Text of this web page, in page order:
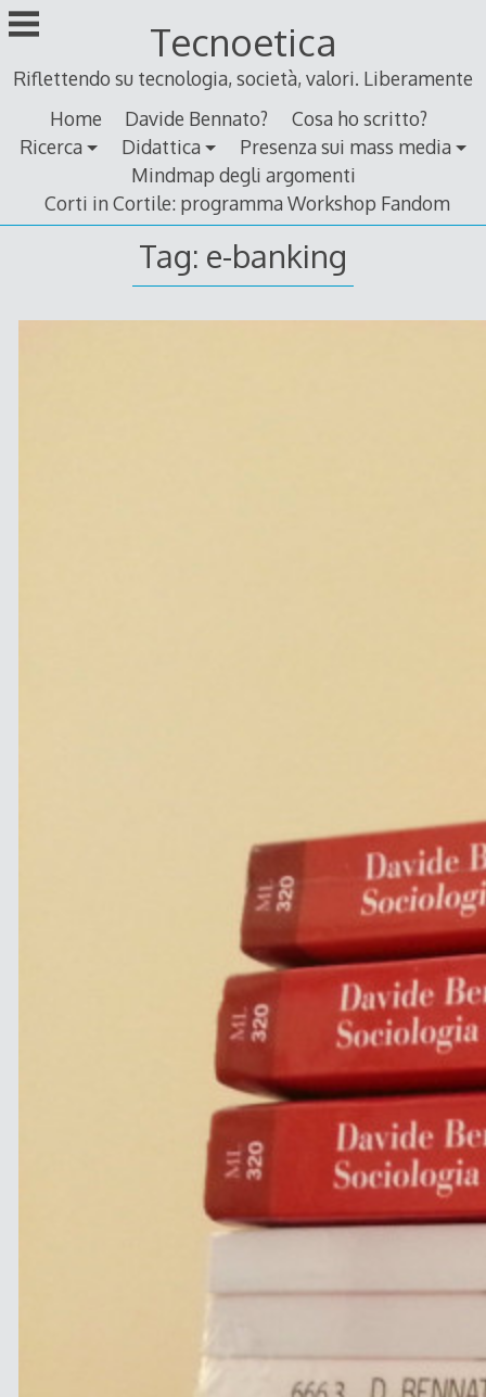
Skip
to
Tecnoetica
Riflettendo su tecnologia, società, valori. Liberamente
Home
Davide Bennato?
Cosa ho scritto?
Ricerca
Didattica
Presenza sui mass media
Mindmap degli argomenti
Corti in Cortile: programma Workshop Fandom
Tag: e-banking